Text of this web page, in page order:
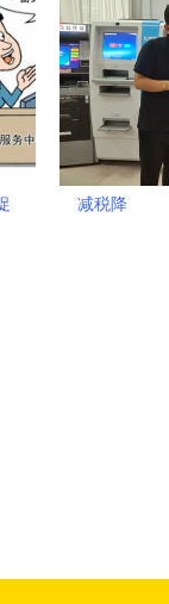
硬核举措服
务企业发展
减税降